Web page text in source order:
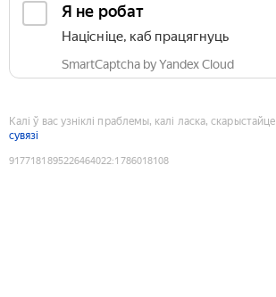
Я не робат
Націсніце, каб працягнуць
SmartCaptcha by Yandex Cloud
Калі ў вас узніклі праблемы, калі ласка, скарыстайце
сувязі
9177181895226464022:1786018108